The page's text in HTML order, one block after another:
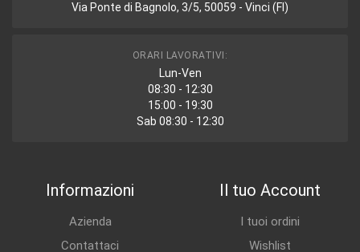
Via Ponte di Bagnolo, 3/5, 50059 - Vinci (FI)
ORARI LAVORATIVI:
Lun-Ven
08:30 - 12:30
15:00 - 19:30
Sab 08:30 - 12:30
Informazioni
Azienda
Contattaci
Il tuo Account
I tuoi ordini
Wishlist